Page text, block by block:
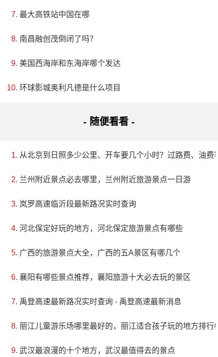
最大高铁站中国在哪
南昌融创茂倒闭了吗？
美国西海岸和东海岸哪个发达
环球影城奥利凡德是什么项目
- 随便看看 -
从北京到日照多少公里、开车要几个小时？过路费、油费
兰州附近景点必去哪里，兰州附近旅游景点一日游
岚罗高速临沂段最新路况实时查询
河北保定好玩的地方，河北保定旅游景点有哪些
广西的旅游景点大全，广西的五A景区有哪几个
襄阳有哪些景点推荐，襄阳旅游十大必去玩的景区
禹登高速最新路况实时查询 - 禹登高速最新消息
丽江儿童游乐场哪里最好的，丽江适合孩子玩的地方排行
武汉最浪漫的十个地方，武汉最值得去的景点